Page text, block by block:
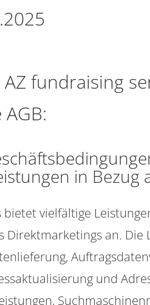
fundraising
in Bezug
bietet vielfältige
Direktmarketings an.
und